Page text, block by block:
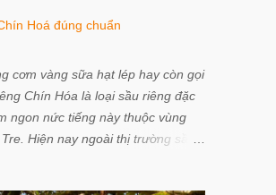
Hoá đúng chuẩn
cơm vàng sữa hạt lép hay còn gọi
Chín Hóa là loại sầu riêng đặc
ngon nức tiếng này thuộc vùng
Hiện nay ngoài thị trường sầu